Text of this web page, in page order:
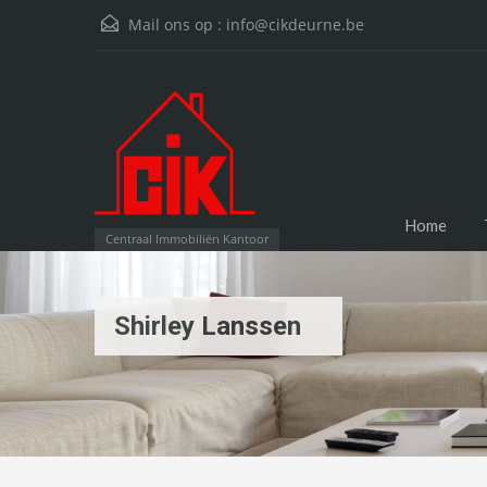
Mail ons op : info@cikdeurne.be
Centraal Immobiliën Kantoor
Home
Shirley Lanssen